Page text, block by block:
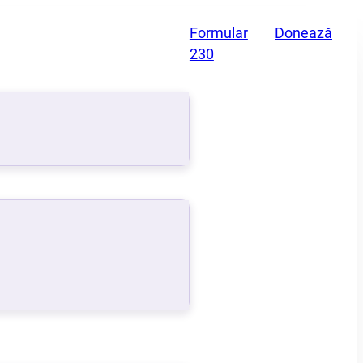
Formular
230
Donează